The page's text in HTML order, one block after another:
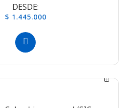
DESDE:
$ 1.445.000